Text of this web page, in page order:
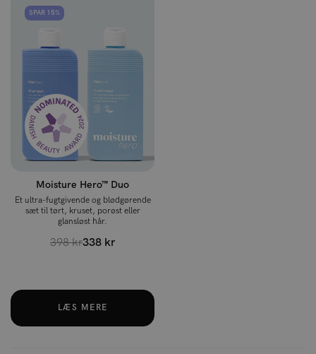
SPAR 15%
Moisture Hero™ Duo
Et ultra-fugtgivende og blødgørende
sæt til tørt, kruset, porøst eller
glansløst hår.
398 kr338 kr
LÆS MERE